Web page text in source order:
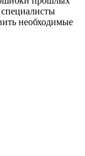
необходимые